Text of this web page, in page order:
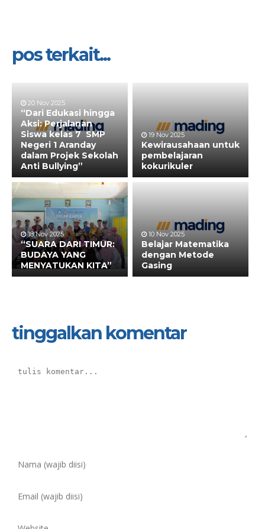
pos terkait...
20 Nov 2025
“Dari Edukasi hingga
Aksi: Perjalanan
Siswa kelas 7 SMP
Negeri 1 Aranday
dalam Projek Sekolah
Anti Bullying”
19 Nov 2025
Kewirausahaan untuk
pembelajaran
kokurikuler
18 Nov 2025
“SUARA DARI TIMUR:
BUDAYA YANG
MENYATUKAN KITA”
10 Nov 2025
Belajar Matematika
dengan Metode
Gasing
tinggalkan komentar